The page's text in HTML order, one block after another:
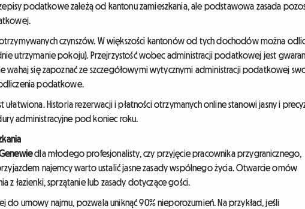
podatkowe zależą od kantonu zamieszkania, ale podstawowa zasada
czynszów. W większości kantonów od tych dochodów można
utrzymanie pokoju). Przejrzystość wobec administracji podatkowej jest
wahaj się zapoznać ze szczegółowymi wytycznymi administracji podatkowej
podatkowe.
Historia rezerwacji i płatności otrzymanych online stanowi jasny i
administracyjne pod koniec roku.
dla młodego profesjonalisty, czy przyjęcie pracownika przygranicznego,
najemcy warto ustalić jasne zasady wspólnego życia. Otwarcie omów
z łazienki, sprzątanie lub zasady dotyczące gości.
do umowy najmu, pozwala uniknąć 90% nieporozumień. Na przykład, jeśli